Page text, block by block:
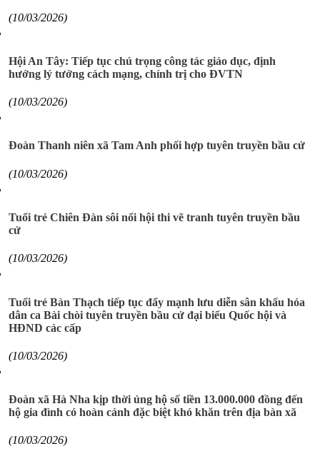
(10/03/2026)
Hội An Tây: Tiếp tục chú trọng công tác giáo dục, định
hướng lý tưởng cách mạng, chính trị cho ĐVTN
(10/03/2026)
Đoàn Thanh niên xã Tam Anh phối hợp tuyên truyền bầu cử
(10/03/2026)
Tuổi trẻ Chiên Đàn sôi nổi hội thi vẽ tranh tuyên truyền bầu
cử
(10/03/2026)
Tuổi trẻ Bàn Thạch tiếp tục đẩy mạnh lưu diễn sân khấu hóa
dân ca Bài chòi tuyên truyền bầu cử đại biểu Quốc hội và
HĐND các cấp
(10/03/2026)
Đoàn xã Hà Nha kịp thời ủng hộ số tiền 13.000.000 đồng đến
hộ gia đình có hoàn cảnh đặc biệt khó khăn trên địa bàn xã
(10/03/2026)